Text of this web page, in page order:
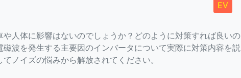
EV
人体に影響はないのでしょうか？どのように対策すれば良いの
波を発生する主要因のインバータについて実際に対策内容を説
ノイズの悩みから解放されてください。